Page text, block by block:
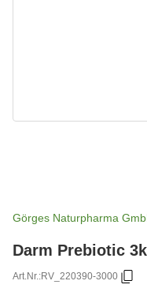
Görges Naturpharma
Darm Prebiotic
Art.Nr.:RV_220390-3000